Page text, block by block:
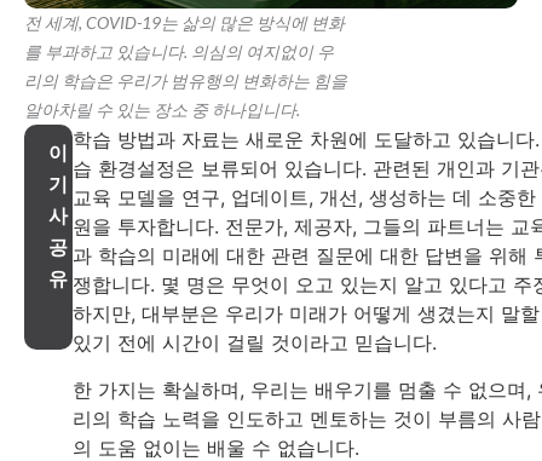
전 세계, COVID-19는 삶의 많은 방식에 변화
를 부과하고 있습니다. 의심의 여지없이 우
리의 학습은 우리가 범유행의 변화하는 힘을
알아차릴 수 있는 장소 중 하나입니다.
이
기
사
공
유
학습 방법과 자료는 새로운 차원에 도달하고 있습니다
습 환경설정은 보류되어 있습니다. 관련된 개인과 기
교육 모델을 연구, 업데이트, 개선, 생성하는 데 소중한
원을 투자합니다. 전문가, 제공자, 그들의 파트너는 교
과 학습의 미래에 대한 관련 질문에 대한 답변을 위해
쟁합니다. 몇 명은 무엇이 오고 있는지 알고 있다고 주
하지만, 대부분은 우리가 미래가 어떻게 생겼는지 말
있기 전에 시간이 걸릴 것이라고 믿습니다.
한 가지는 확실하며, 우리는 배우기를 멈출 수 없으며,
리의 학습 노력을 인도하고 멘토하는 것이 부름의 사
의 도움 없이는 배울 수 없습니다.